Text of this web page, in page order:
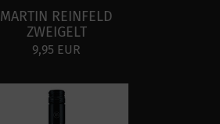
MARTIN REINFELD
ZWEIGELT
9,95 EUR